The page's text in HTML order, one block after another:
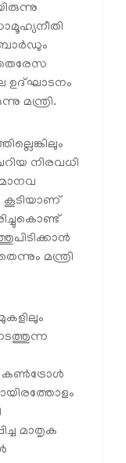
ഉദ്ഘാടനം
മന്ത്രി.
നിരവധി
മാനവ
കൂടിയാണ്
മന്ത്രി
മാതൃക